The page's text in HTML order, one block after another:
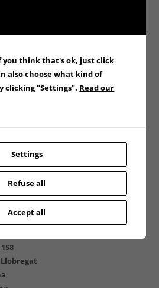
you think that's ok, just click
also choose what kind of
clicking "Settings". Read our
Settings
Refuse all
Accept all